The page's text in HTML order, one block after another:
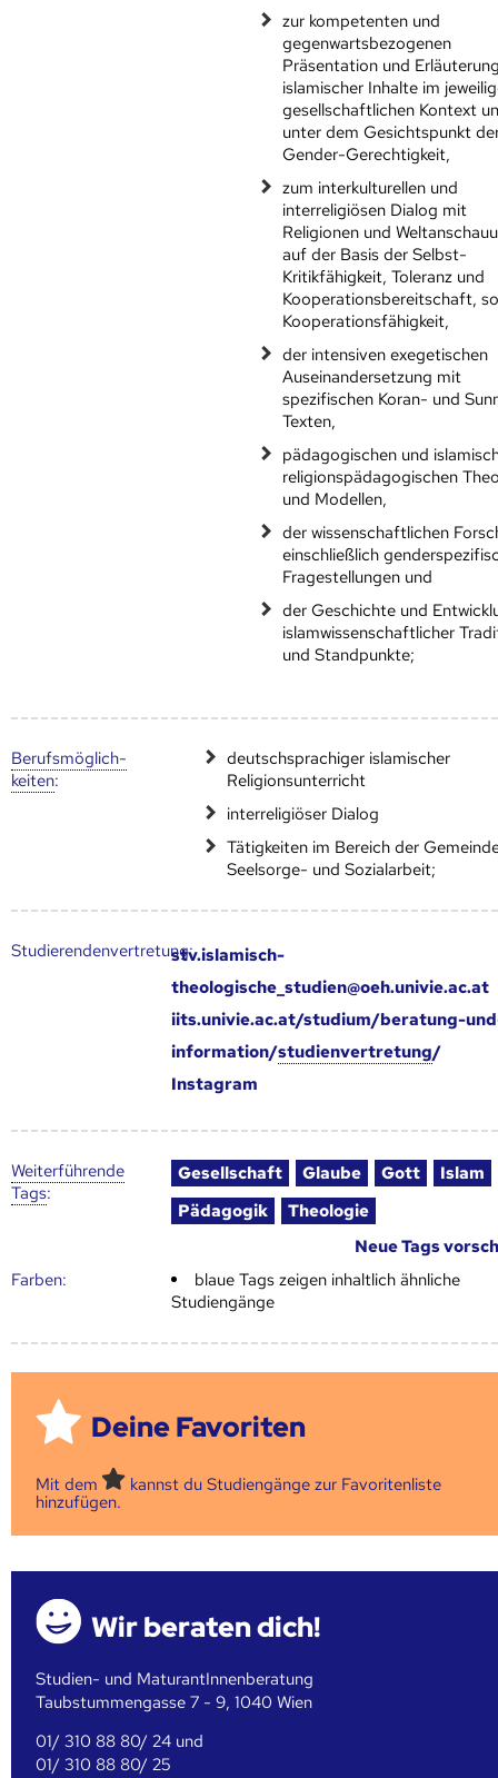
zur kompetenten und
gegenwartsbezogenen
Präsentation und
islamischer Inhalte im
gesellschaftlichen Kontext
unter dem Gesichtspunkt
Gender-Gerechtigkeit,
zum interkulturellen und
interreligiösen Dialog mit
Religionen und
auf der Basis der Selbst-
Kritikfähigkeit, Toleranz und
Kooperationsbereitschaft,
Kooperationsfähigkeit,
der intensiven exegetischen
Auseinandersetzung mit
spezifischen Koran- und
Texten,
pädagogischen und
religionspädagogischen
und Modellen,
der wissenschaftlichen
einschließlich
Fragestellungen und
der Geschichte und
islamwissenschaftlicher
und Standpunkte;
Berufs­möglich­
keiten:
deutschsprachiger islamischer
Religionsunterricht
interreligiöser Dialog
Tätigkeiten im Bereich der
Seelsorge- und Sozialarbeit;
Studierendenvertretung:stv.islamisch-
theologische_studien@oeh.univie.ac.at
iits.univie.ac.at/studium/beratung-
information/studienvertretung/
Instagram
Weiter­führende
Tags:
Gesellschaft Glaube Gott
Islam
Pädagogik
Theologie
Neue Tags
Farben:
blaue Tags zeigen inhaltlich ähnliche
Studiengänge
Deine Favoriten
Mit dem
kannst du Studiengänge zur Favoritenliste
hinzufügen.
Wir beraten dich!
Studien- und MaturantInnenberatung
Taubstummengasse 7 - 9, 1040 Wien
01/ 310 88 80/ 24 und
01/ 310 88 80/ 25